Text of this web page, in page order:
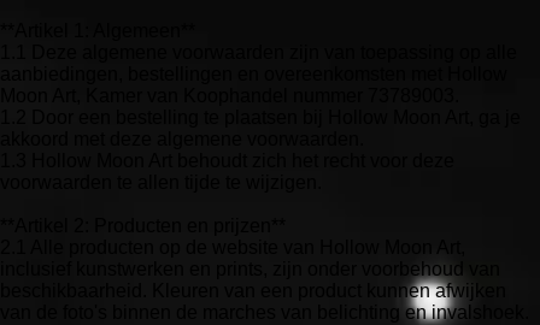
inclusief kunstwerken en prints, zijn onder voorbehoud van
beschikbaarheid. Kleuren van een product kunnen afwijken
van de foto's binnen de marches van belichting en invalshoek.